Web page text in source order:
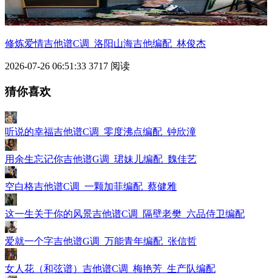
修炼爱情吉他谱C调_洛阳山海吉他编配_林俊杰
2026-07-26 06:51:33 3717 阅读
猜你喜欢
听说的幸福吉他谱C调_零度沸点编配_钟欣潼
用余生忘记你吉他谱G调_珺妹儿编配_魏佳艺
空白格吉他谱C调_一颗加菲编配_蔡健雅
这一生关于你的风景吉他谱C调_隔壁老樊_六品侍卫编配
爱就一个字吉他谱G调_万能青年编配_张信哲
女人花（和弦谱）吉他谱C调_梅艳芳_生产队编配